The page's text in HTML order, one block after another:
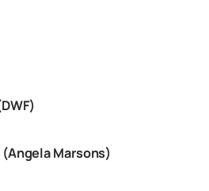
Marsons)